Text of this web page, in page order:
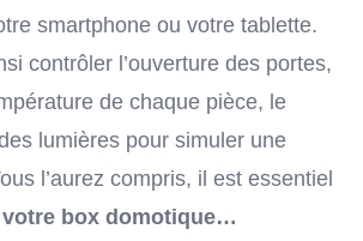
smartphone ou votre tablette.
contrôler l’ouverture des portes,
de chaque pièce, le
lumières pour simuler une
l’aurez compris, il est essentiel
box domotique…